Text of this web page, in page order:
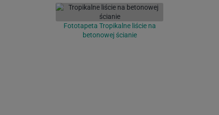
Fototapeta Tropikalne liście na
betonowej ścianie